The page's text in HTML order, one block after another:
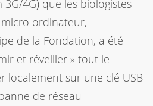
4G) que les biologistes
ordinateur,
de la Fondation, a été
et réveiller » tout le
localement sur une clé USB
de réseau